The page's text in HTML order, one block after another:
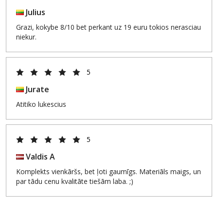
Julius
Grazi, kokybe 8/10 bet perkant uz 19 euru tokios nerasciau
niekur.
5
Jurate
Atitiko lukescius
5
Valdis A
Komplekts vienkāršs, bet ļoti gaumīgs. Materiāls maigs, un
par tādu cenu kvalitāte tiešām laba. ;)